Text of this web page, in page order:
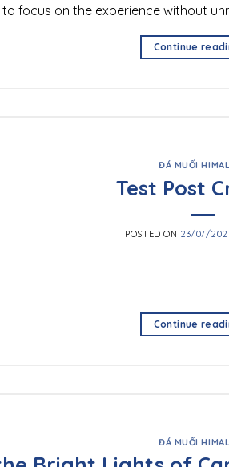
focus on the experience without
Continue
ĐÁ MUỐI
Test Post
POSTED ON 23/07/
Continue
ĐÁ MUỐI